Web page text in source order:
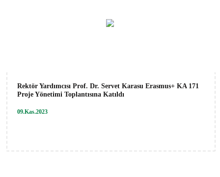
Rektör Yardımcısı Prof. Dr. Servet Karasu Erasmus+ KA 171
Proje Yönetimi Toplantısına Katıldı
09.Kas.2023